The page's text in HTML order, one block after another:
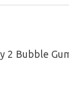
2 Bubble